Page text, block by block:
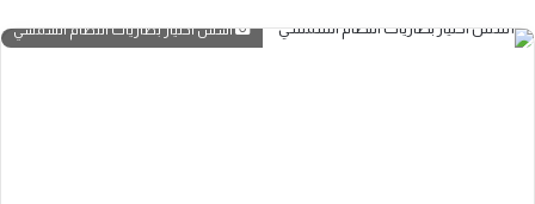
أسس اختيار بطاريات النظام الشمسي